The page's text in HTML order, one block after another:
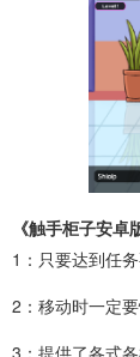
《触手柜子安卓
1：只要达到任
2：移动时一定